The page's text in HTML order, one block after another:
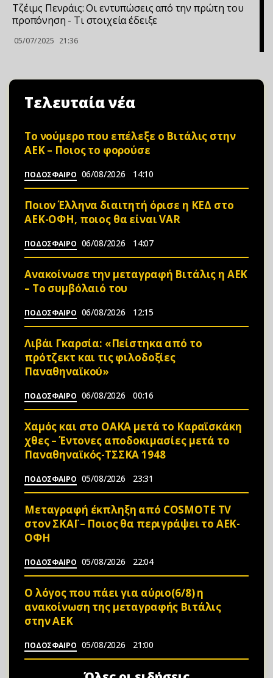
Τζέιμς Πενράις: Οι εντυπώσεις από την πρώτη του
προπόνηση - Τι στοιχεία έδειξε
05/07/2025 21:36
Τελευταία νέα
Το νούμερο που επέλεξε ο Βιτάλις στην
ΑΕΚ – Ποιος το φορούσε
ΠΟΔΟΣΦΑΙΡΟ 06/08/2026 14:10
Ποιον Έλληνα διαιτητή όρισε η ΚΕΔ στο
ΑΕΚ-ΟΦΗ, ποιος θα είναι VAR
ΠΟΔΟΣΦΑΙΡΟ 06/08/2026 14:07
Ανακοίνωσε την μεταγραφή Βιτάλις η ΑΕΚ
– Το συμβόλαιό του
ΠΟΔΟΣΦΑΙΡΟ 06/08/2026 12:15
Λιβάι Γκαρσία: «Πείστηκα από το
πρότζεκτ και τις φιλοδοξίες
Παναθηναϊκού»
ΠΟΔΟΣΦΑΙΡΟ 06/08/2026 00:16
Χαμός και στο ΟΑΚΑ μετά το Καραϊσκάκη
χθες – Έντονες αποδοκιμασίες μετά το
Παναθηναϊκός-ΤΣΣΚΑ 1948
ΠΟΔΟΣΦΑΙΡΟ 05/08/2026 23:31
Μεταγραφή έκπληξη από COSMOTE TV
στον ΣΚΑΪ – Ποιος θα περιγράψει το ΑΕΚ-
ΟΦΗ
ΠΟΔΟΣΦΑΙΡΟ 05/08/2026 22:04
Ο λόγος που πάει για αύριο(6/8) η
ανακοίνωση της μεταγραφής Βιτάλις
στην ΑΕΚ
ΠΟΔΟΣΦΑΙΡΟ 05/08/2026 21:00